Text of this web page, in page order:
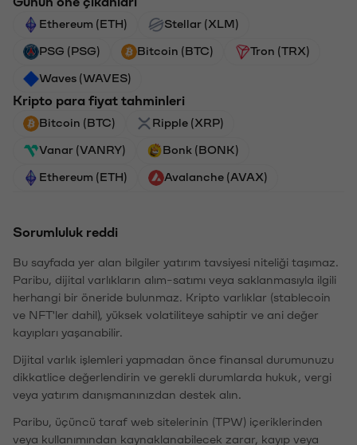
Ethereum (ETH) Stellar (XLM)
PSG (PSG) Bitcoin (BTC) Tron (TRX)
Waves (WAVES)
Kripto para fiyat tahminleri
Bitcoin (BTC) Ripple (XRP)
Vanar (VANRY) Bonk (BONK)
Ethereum (ETH) Avalanche (AVAX)
Sorumluluk reddi
Bu sayfada yer alan bilgiler yatırım tavsiyesi niteliği taşımaz.
Paribu, dijital varlıkların alım-satımı veya saklanmasıyla ilgili
herhangi bir öneride bulunmaz. Kripto varlıklar (stablecoin
ve NFT'ler dahil), yüksek volatiliteye sahiptir ve ani değer
kayıpları yaşanabilir.
Dijital varlık işlemleri yapmadan önce finansal durumunuzu
dikkatlice değerlendirin ve gerekli durumlarda hukuk, vergi
veya yatırım danışmanınızdan destek alın.
Paribu, üçüncü taraf web sitelerinin (TPW) içeriklerinden
veya kullanımından kaynaklanabilecek zarar, kayıp veya